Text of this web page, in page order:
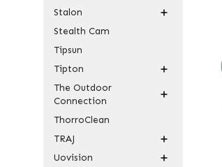
Stalon
Stealth Cam
Tipsun
Tipton
The Outdoor
Connection
ThorroClean
TRAJ
Uovision